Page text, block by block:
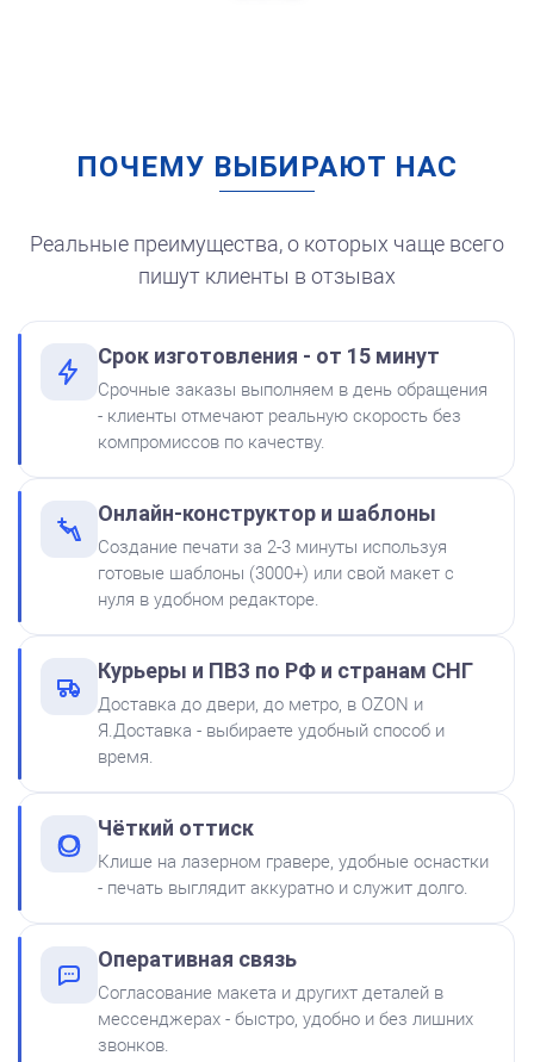
от 550
Печать ООО № Р87
Заказать
от 600
Заказать
Штемпельная подушка
для автоматической
250
Краска на водной основе
Shiny S-62 КРАСНАЯ 28ml
300
Shiny SP-2F 88х57мм
500
Краска на водной основе
300
ПОЧЕМУ ВЫБИРАЮТ НАС
Реальные преимущества, о которых чаще всего
пишут клиенты в отзывах
Срок изготовления - от 15 минут
Срочные заказы выполняем в день обращения
- клиенты отмечают реальную скорость без
компромиссов по качеству.
Онлайн-конструктор и шаблоны
Создание печати за 2-3 минуты используя
готовые шаблоны (3000+) или свой макет с
нуля в удобном редакторе.
Курьеры и ПВЗ по РФ и странам СНГ
Доставка до двери, до метро, в OZON и
Я.Доставка - выбираете удобный способ и
время.
Чёткий оттиск
Клише на лазерном гравере, удобные оснастки
- печать выглядит аккуратно и служит долго.
Оперативная связь
Согласование макета и другихт деталей в
мессенджерах - быстро, удобно и без лишних
звонков.